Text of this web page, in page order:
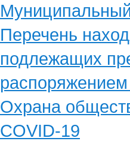
Перечень
подлежащих
Охрана
COVID-19